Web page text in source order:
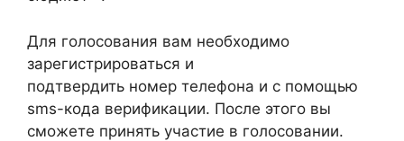
Для голосования вам необходимо
зарегистрироваться и
подтвердить номер телефона и с помощью
sms-кода верификации. После этого вы
сможете принять участие в голосовании.